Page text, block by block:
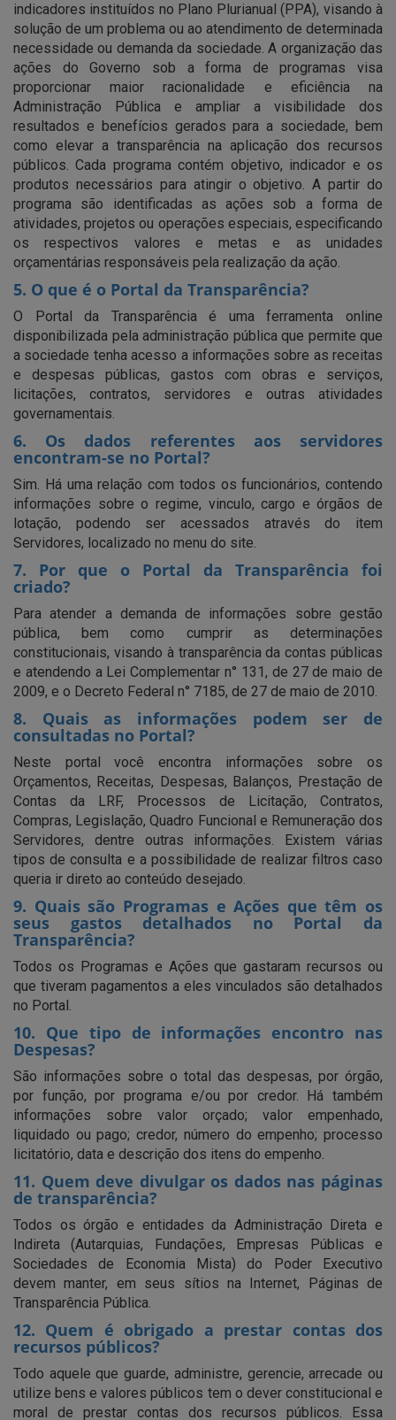
indicadores instituídos no Plano Plurianual (PPA), visando à
solução de um problema ou ao atendimento de determinada
necessidade ou demanda da sociedade. A organização das
ações do Governo sob a forma de programas visa
proporcionar maior racionalidade e eficiência na
Administração Pública e ampliar a visibilidade dos
resultados e benefícios gerados para a sociedade, bem
como elevar a transparência na aplicação dos recursos
públicos. Cada programa contém objetivo, indicador e os
produtos necessários para atingir o objetivo. A partir do
programa são identificadas as ações sob a forma de
atividades, projetos ou operações especiais, especificando
os respectivos valores e metas e as unidades
orçamentárias responsáveis pela realização da ação.
5. O que é o Portal da Transparência?
O Portal da Transparência é uma ferramenta online
disponibilizada pela administração pública que permite que
a sociedade tenha acesso a informações sobre as receitas
e despesas públicas, gastos com obras e serviços,
licitações, contratos, servidores e outras atividades
governamentais.
6. Os dados referentes aos servidores
encontram-se no Portal?
Sim. Há uma relação com todos os funcionários, contendo
informações sobre o regime, vinculo, cargo e órgãos de
lotação, podendo ser acessados através do item
Servidores, localizado no menu do site.
7. Por que o Portal da Transparência foi
criado?
Para atender a demanda de informações sobre gestão
pública, bem como cumprir as determinações
constitucionais, visando à transparência da contas públicas
e atendendo a Lei Complementar n° 131, de 27 de maio de
2009, e o Decreto Federal n° 7185, de 27 de maio de 2010.
8. Quais as informações podem ser de
consultadas no Portal?
Neste portal você encontra informações sobre os
Orçamentos, Receitas, Despesas, Balanços, Prestação de
Contas da LRF, Processos de Licitação, Contratos,
Compras, Legislação, Quadro Funcional e Remuneração dos
Servidores, dentre outras informações. Existem várias
tipos de consulta e a possibilidade de realizar filtros caso
queria ir direto ao conteúdo desejado.
9. Quais são Programas e Ações que têm os
seus gastos detalhados no Portal da
Transparência?
Todos os Programas e Ações que gastaram recursos ou
que tiveram pagamentos a eles vinculados são detalhados
no Portal.
10. Que tipo de informações encontro nas
Despesas?
São informações sobre o total das despesas, por órgão,
por função, por programa e/ou por credor. Há também
informações sobre valor orçado; valor empenhado,
liquidado ou pago; credor, número do empenho; processo
licitatório, data e descrição dos itens do empenho.
11. Quem deve divulgar os dados nas páginas
de transparência?
Todos os órgão e entidades da Administração Direta e
Indireta (Autarquias, Fundações, Empresas Públicas e
Sociedades de Economia Mista) do Poder Executivo
devem manter, em seus sítios na Internet, Páginas de
Transparência Pública.
12. Quem é obrigado a prestar contas dos
recursos públicos?
Todo aquele que guarde, administre, gerencie, arrecade ou
utilize bens e valores públicos tem o dever constitucional e
moral de prestar contas dos recursos públicos. Essa